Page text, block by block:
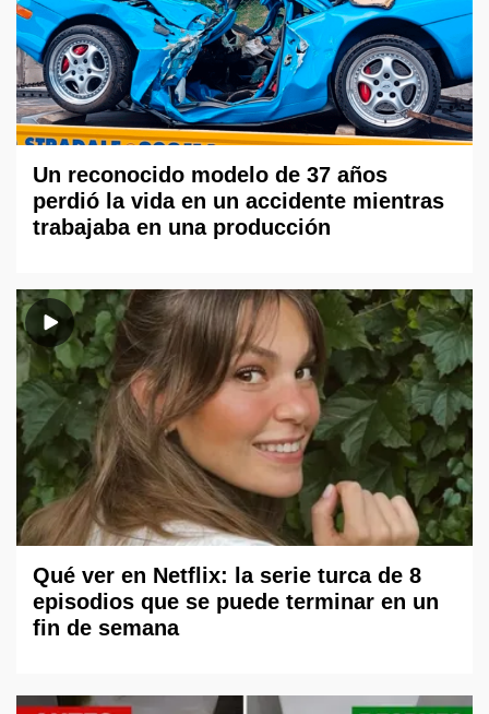
Un reconocido modelo de 37 años
perdió la vida en un accidente mientras
trabajaba en una producción
Qué ver en Netflix: la serie turca de 8
episodios que se puede terminar en un
fin de semana